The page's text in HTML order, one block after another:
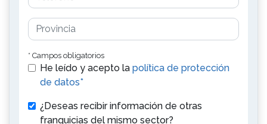
* Campos obligatorios
He leído y acepto la política de protección
de datos*
¿Deseas recibir información de otras
franquicias del mismo sector?